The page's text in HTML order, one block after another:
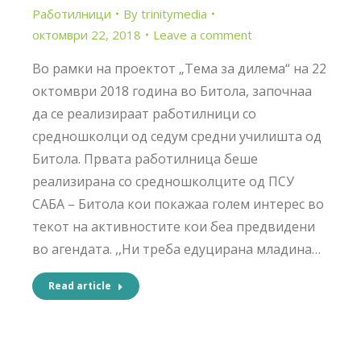
Работилници By trinitymedia
октомври 22, 2018
Leave a comment
Во рамки на проектот „Тема за дилема“ на 22
октомври 2018 година во Битола, започнаа
да се реализираат работилници со
средношколци од седум средни училишта од
Битола. Првата работилница беше
реализирана со средношколците од ПСУ
САБА – Битола кои покажаа голем интерес во
текот на активностите кои беа предвидени
во агендата. ,,Ни треба едуцирана младина…
Read article